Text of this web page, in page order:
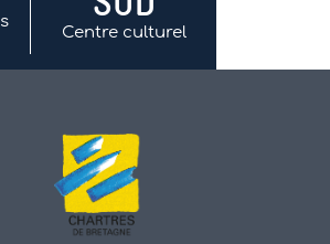
Centre culturel